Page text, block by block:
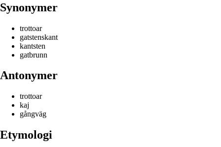
Synonymer
trottoar
gatstenskant
kantsten
gatbrunn
Antonymer
trottoar
kaj
gångväg
Etymologi